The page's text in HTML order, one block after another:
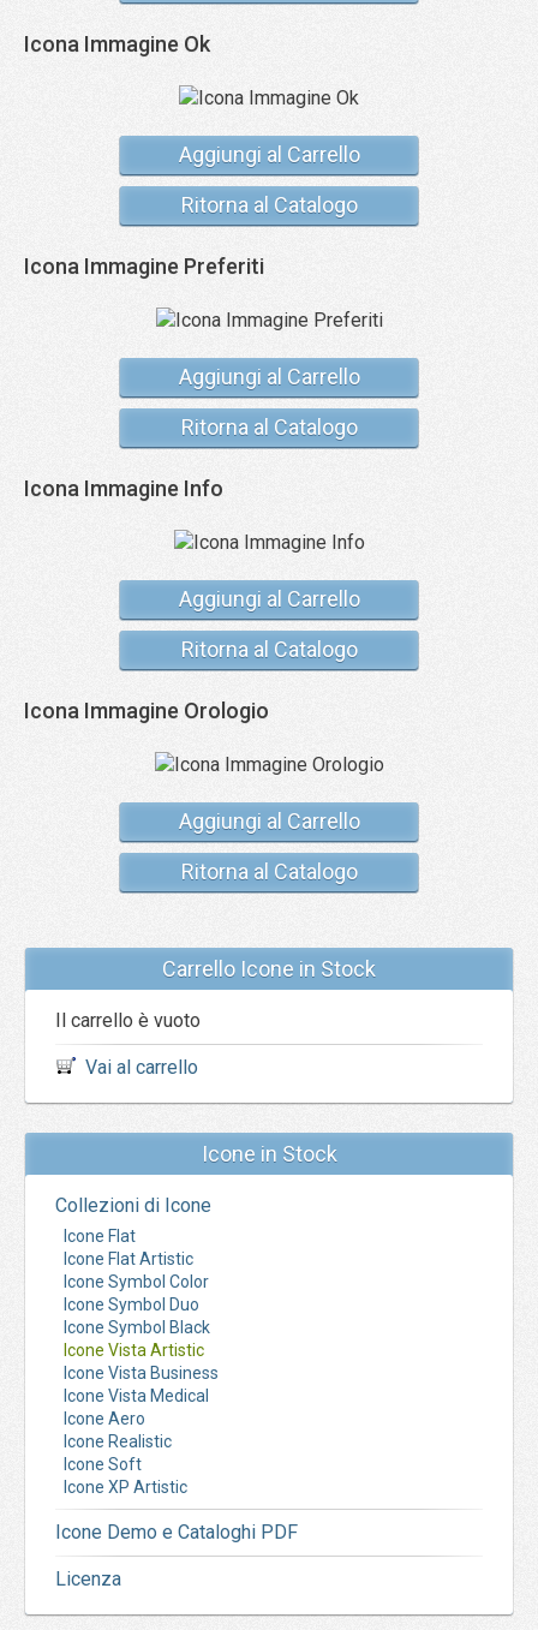
Icona Immagine Ok
Aggiungi al Carrello
Ritorna al Catalogo
Icona Immagine Preferiti
Aggiungi al Carrello
Ritorna al Catalogo
Icona Immagine Info
Aggiungi al Carrello
Ritorna al Catalogo
Icona Immagine Orologio
Aggiungi al Carrello
Ritorna al Catalogo
Carrello Icone in Stock
Il carrello è vuoto
Vai al carrello
Icone in Stock
Collezioni di Icone
Icone Flat
Icone Flat Artistic
Icone Symbol Color
Icone Symbol Duo
Icone Symbol Black
Icone Vista Artistic
Icone Vista Business
Icone Vista Medical
Icone Aero
Icone Realistic
Icone Soft
Icone XP Artistic
Icone Demo e Cataloghi PDF
Licenza